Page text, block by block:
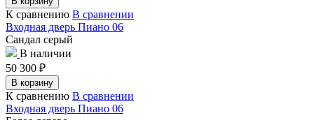
К сравнению В сравнении
Входная дверь Пиано 06
Сандал серый
В наличии
50 300 ₽
В корзину
К сравнению В сравнении
Входная дверь Пиано 06